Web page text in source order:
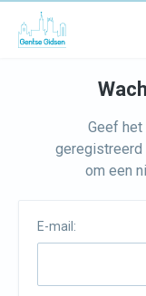
Geef
geregistreerd
om een
E-mail: